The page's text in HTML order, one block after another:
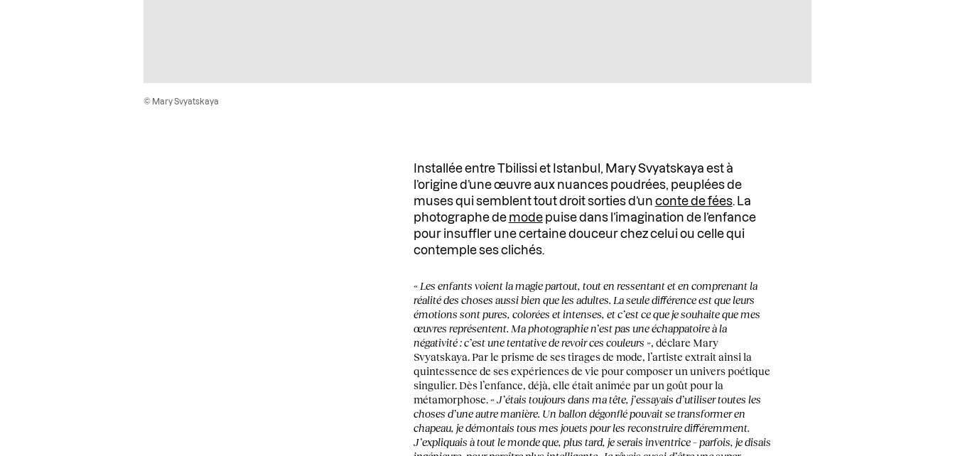
© Mary Svyatskaya
Installée entre Tbilissi et Istanbul, Mary Svyatskaya est à
l’origine d’une œuvre aux nuances poudrées, peuplées de
muses qui semblent tout droit sorties d’un conte de fées. La
photographe de modepuise dans l’imagination de l’enfance
pour insuffler une certaine douceur chez celui ou celle qui
contemple ses clichés.
« Les enfants voient la magie partout, tout en ressentant et en comprenant la
réalité des choses aussi bien que les adultes. La seule différence est que leurs
émotions sont pures, colorées et intenses, et c’est ce que je souhaite que mes
œuvres représentent. Ma photographie n’est pas une échappatoire à la
négativité : c’est une tentative de revoir ces couleurs », déclare Mary
Svyatskaya. Par le prisme de ses tirages de mode, l’artiste extrait ainsi la
quintessence de ses expériences de vie pour composer un univers poétique
singulier. Dès l’enfance, déjà, elle était animée par un goût pour la
métamorphose.« J’étais toujours dans ma tête, j’essayais d’utiliser toutes les
choses d’une autre manière. Un ballon dégonflé pouvait se transformer en
chapeau, je démontais tous mes jouets pour les reconstruire différemment.
J’expliquais à tout le monde que, plus tard, je serais inventrice – parfois, je disais